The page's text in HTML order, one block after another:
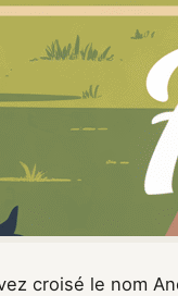
croisé le nom